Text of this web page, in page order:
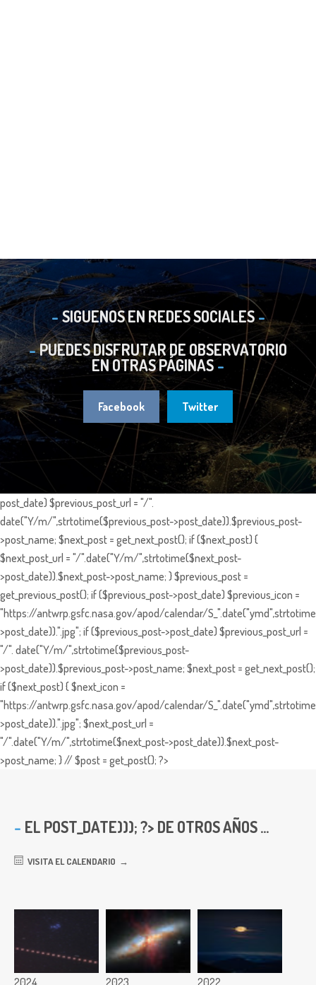
SIGUENOS EN REDES SOCIALES
PUEDES DISFRUTAR DE OBSERVATORIO
EN OTRAS PÁGINAS
Facebook Twitter
post_date) $previous_post_url = "/".
date("Y/m/",strtotime($previous_post->post_date)).$previous_post-
>post_name; $next_post = get_next_post(); if ($next_post) {
$next_post_url = "/".date("Y/m/",strtotime($next_post-
>post_date)).$next_post->post_name; } $previous_post =
get_previous_post(); if ($previous_post->post_date) $previous_icon =
"https://antwrp.gsfc.nasa.gov/apod/calendar/
>post_date)).".jpg"; if ($previous_post->post_date) $previous_post_url =
"/". date("Y/m/",strtotime($previous_post-
>post_date)).$previous_post->post_name; $next_post = get_next_post();
if ($next_post) { $next_icon =
"https://antwrp.gsfc.nasa.gov/apod/calendar/
>post_date)).".jpg"; $next_post_url =
"/".date("Y/m/",strtotime($next_post->post_date)).$next_post-
>post_name; } // $post = get_post(); ?>
EL POST_DATE))); ?> DE OTROS AÑOS ...
VISITA EL CALENDARIO
2024 2023 2022